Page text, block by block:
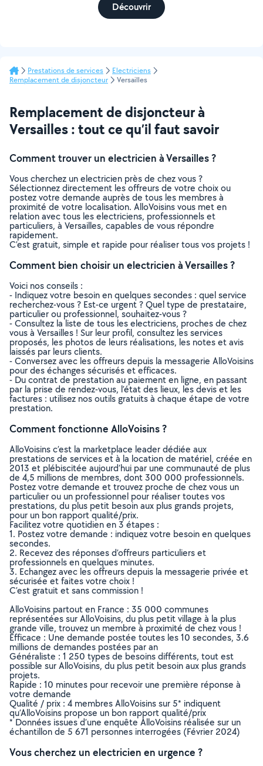
Découvrir
Prestations de services
Electriciens
Remplacement de disjoncteur
Versailles
Remplacement de disjoncteur à
Versailles : tout ce qu’il faut savoir
Comment trouver un electricien à Versailles ?
Vous cherchez un electricien près de chez vous ?
Sélectionnez directement les offreurs de votre choix ou
postez votre demande auprès de tous les membres à
proximité de votre localisation. AlloVoisins vous met en
relation avec tous les electriciens, professionnels et
particuliers, à Versailles, capables de vous répondre
rapidement.
C’est gratuit, simple et rapide pour réaliser tous vos projets !
Comment bien choisir un electricien à Versailles ?
Voici nos conseils :
- Indiquez votre besoin en quelques secondes : quel service
recherchez-vous ? Est-ce urgent ? Quel type de prestataire,
particulier ou professionnel, souhaitez-vous ?
- Consultez la liste de tous les electriciens, proches de chez
vous à Versailles ! Sur leur profil, consultez les services
proposés, les photos de leurs réalisations, les notes et avis
laissés par leurs clients.
- Conversez avec les offreurs depuis la messagerie AlloVoisins
pour des échanges sécurisés et efficaces.
- Du contrat de prestation au paiement en ligne, en passant
par la prise de rendez-vous, l’état des lieux, les devis et les
factures : utilisez nos outils gratuits à chaque étape de votre
prestation.
Comment fonctionne AlloVoisins ?
AlloVoisins c’est la marketplace leader dédiée aux
prestations de services et à la location de matériel, créée en
2013 et plébiscitée aujourd’hui par une communauté de plus
de 4,5 millions de membres, dont 300 000 professionnels.
Postez votre demande et trouvez proche de chez vous un
particulier ou un professionnel pour réaliser toutes vos
prestations, du plus petit besoin aux plus grands projets,
pour un bon rapport qualité/prix.
Facilitez votre quotidien en 3 étapes :
1. Postez votre demande : indiquez votre besoin en quelques
secondes.
2. Recevez des réponses d’offreurs particuliers et
professionnels en quelques minutes.
3. Echangez avec les offreurs depuis la messagerie privée et
sécurisée et faites votre choix !
C’est gratuit et sans commission !
AlloVoisins partout en France : 35 000 communes
représentées sur AlloVoisins, du plus petit village à la plus
grande ville, trouvez un membre à proximité de chez vous !
Efficace : Une demande postée toutes les 10 secondes, 3.6
millions de demandes postées par an
Généraliste : 1 250 types de besoins différents, tout est
possible sur AlloVoisins, du plus petit besoin aux plus grands
projets.
Rapide : 10 minutes pour recevoir une première réponse à
votre demande
Qualité / prix : 4 membres AlloVoisins sur 5* indiquent
qu’AlloVoisins propose un bon rapport qualité/prix
* Données issues d’une enquête AlloVoisins réalisée sur un
échantillon de 5 671 personnes interrogées (Février 2024)
Vous cherchez un electricien en urgence ?